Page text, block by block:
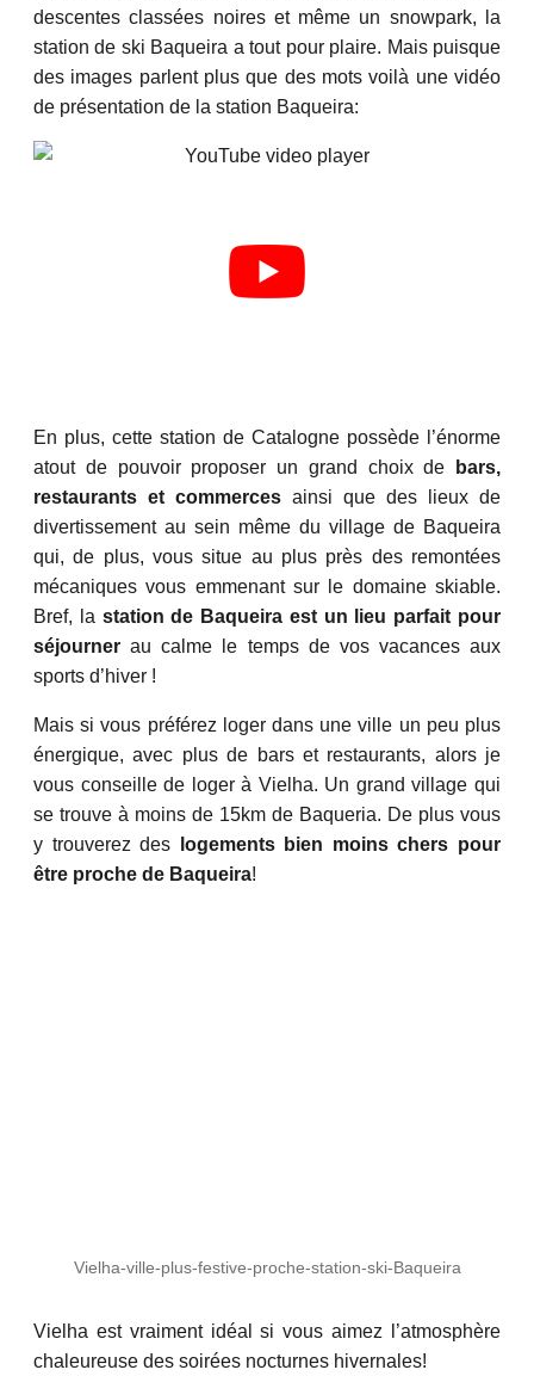
descentes classées noires et même un snowpark, la
station de ski Baqueira a tout pour plaire. Mais puisque
des images parlent plus que des mots voilà une vidéo
de présentation de la station Baqueira:
En plus, cette station de Catalogne possède l’énorme
atout de pouvoir proposer un grand choix de
bars,
restaurants et commerces ainsi que des lieux de
divertissement au sein même du village de Baqueira
qui, de plus, vous situe au plus près des remontées
mécaniques vous emmenant sur le domaine skiable.
Bref, la station de Baqueira est un lieu parfait pour
séjourner au calme le temps de vos vacances aux
sports d’hiver !
Mais si vous préférez loger dans une ville un peu plus
énergique, avec plus de bars et restaurants, alors je
vous conseille de loger à Vielha. Un grand village qui
se trouve à moins de 15km de Baqueria. De plus vous
y trouverez des
logements bien moins chers pour
être proche de Baqueira!
Vielha-ville-plus-festive-proche-station-ski-Baqueira
Vielha est vraiment idéal si vous aimez l’atmosphère
chaleureuse des soirées nocturnes hivernales!